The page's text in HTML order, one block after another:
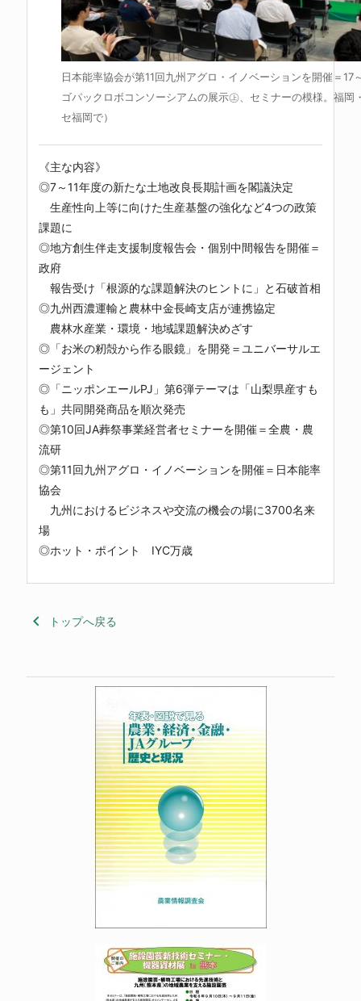
日本能率協会が第11回九州アグロ・イノベーションを開催＝17
ゴパックロボコンソーシアムの展示㊤、セミナーの模様。福岡
セ福岡で）
《主な内容》
◎7～11年度の新たな土地改良長期計画を閣議決定
生産性向上等に向けた生産基盤の強化など4つの政策
課題に
◎地方創生伴走支援制度報告会・個別中間報告を開催＝
政府
報告受け「根源的な課題解決のヒントに」と石破首相
◎九州西濃運輸と農林中金長崎支店が連携協定
農林水産業・環境・地域課題解決めざす
◎「お米の籾殻から作る眼鏡」を開発＝ユニバーサルエ
ージェント
◎「ニッポンエールPJ」第6弾テーマは「山梨県産すも
も」共同開発商品を順次発売
◎第10回JA葬祭事業経営者セミナーを開催＝全農・農
流研
◎第11回九州アグロ・イノベーションを開催＝日本能率
協会
九州におけるビジネスや交流の機会の場に3700名来
場
◎ホット・ポイント IYC万歳
keyboard_arrow_left トップへ戻る